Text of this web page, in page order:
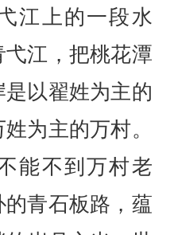
江上的一段水
江，把桃花潭
以翟姓为主的
为主的万村。
能不到万村老
青石板路，蕴